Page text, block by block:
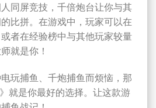
同屏竞技，千倍炮台让你与其
比拼。在游戏中，玩家可以在
者在经验榜中与其他玩家较量
就是你！
玩捕鱼、千炮捕鱼而烦恼，那
就是你最好的选择。让这款游